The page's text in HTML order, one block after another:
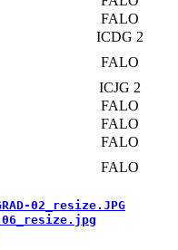
FALO
ICDG 2
FALO
ICJG 2
FALO
FALO
FALO
FALO